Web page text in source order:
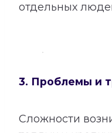
отдельных
3. Проблемы и
Сложности